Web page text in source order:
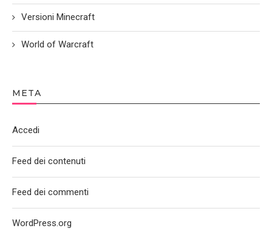
Versioni Minecraft
World of Warcraft
META
Accedi
Feed dei contenuti
Feed dei commenti
WordPress.org